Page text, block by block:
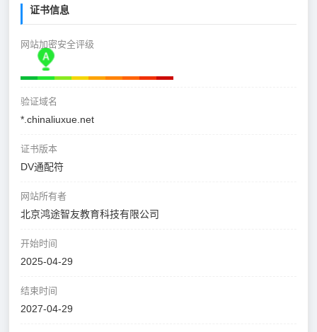
证书信息
网站加密安全评级
验证域名
*.chinaliuxue.net
证书版本
DV通配符
网站所有者
北京鸿途智友教育科技有限公司
开始时间
2025-04-29
结束时间
2027-04-29